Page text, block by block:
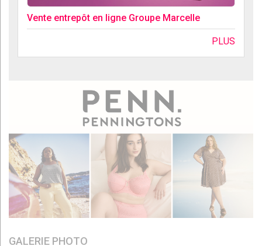
Vente entrepôt en ligne Groupe Marcelle
PLUS
GALERIE PHOTO